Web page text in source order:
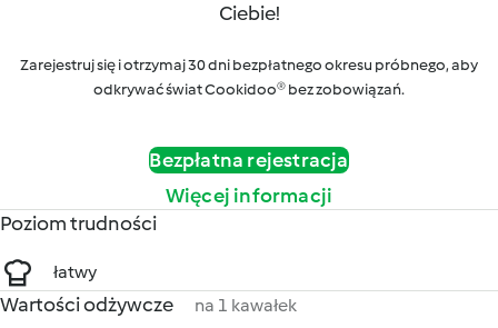
Ciebie!
Zarejestruj się i otrzymaj 30 dni bezpłatnego okresu próbnego, aby
odkrywać świat Cookidoo® bez zobowiązań.
Bezpłatna rejestracja
Więcej informacji
Poziom trudności
łatwy
Wartości odżywcze na 1 kawałek